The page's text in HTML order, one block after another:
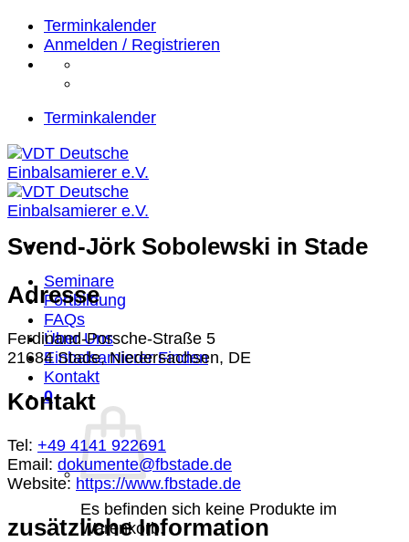
Zum
Inhalt
springen
Terminkalender
Anmelden / Registrieren
Terminkalender
Seminare
Fortbildung
FAQs
Über Uns
Einbalsamierer Finden
Kontakt
0
Es befinden sich keine Produkte im
Warenkorb.
Svend-Jörk Sobolewski in Stade
Adresse
Ferdinand-Porsche-Straße 5
21684 Stade, Niedersachsen, DE
Kontakt
Tel: +49 4141 922691
Email: dokumente@fbstade.de
Website: https://www.fbstade.de
zusätzliche Information